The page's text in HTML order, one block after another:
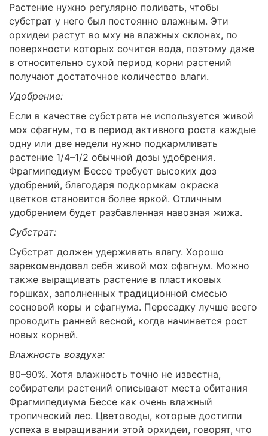
Растение нужно регулярно поливать, чтобы
субстрат у него был постоянно влажным. Эти
орхидеи растут во мху на влажных склонах, по
поверхности которых сочится вода, поэтому даже
в относительно сухой период корни растений
получают достаточное количество влаги.
Удобрение:
Если в качестве субстрата не используется живой
мох сфагнум, то в период активного роста каждые
одну или две недели нужно подкармливать
растение 1/4–1/2 обычной дозы удобрения.
Фрагмипедиум Бессе требует высоких доз
удобрений, благодаря подкормкам окраска
цветков становится более яркой. Отличным
удобрением будет разбавленная навозная жижа.
Субстрат:
Субстрат должен удерживать влагу. Хорошо
зарекомендовал себя живой мох сфагнум. Можно
также выращивать растение в пластиковых
горшках, заполненных традиционной смесью
сосновой коры и сфагнума. Пересадку лучше всего
проводить ранней весной, когда начинается рост
новых корней.
Влажность воздуха:
80–90%. Хотя влажность точно не известна,
собиратели растений описывают места обитания
Фрагмипедиума Бессе как очень влажный
тропический лес. Цветоводы, которые достигли
успеха в выращивании этой орхидеи, говорят, что